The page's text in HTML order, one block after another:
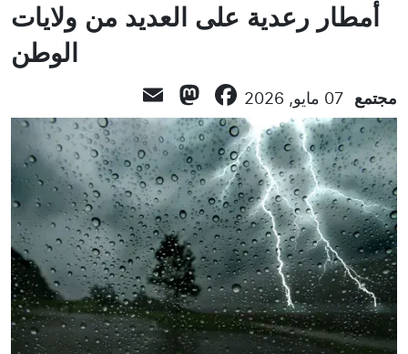
أمطار رعدية على العديد من ولايات
الوطن
مجتمع 07 مايو, 2026 Facebook
Mastodon